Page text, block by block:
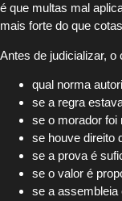
é que multas mal
mais forte do que
Antes de judicializar,
qual norma
se a regra
se o morador foi
se houve direito
se a prova é
se o valor é
se a assembleia